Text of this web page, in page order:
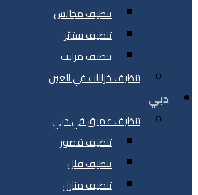
تنظيف مجالس
تنظيف ستائر
تنظيف مراتب
تنظيف خزانات في العين
دبي
تنظيف عميق في دبي
تنظيف قصور
تنظيف فلل
تنظيف منازل